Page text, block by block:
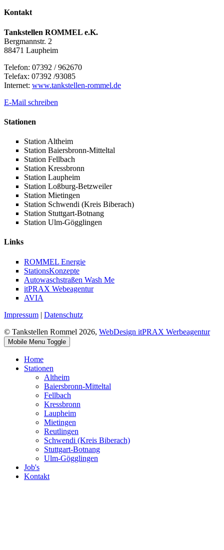
Kontakt
Tankstellen ROMMEL e.K.
Bergmannstr. 2
88471 Laupheim
Telefon: 07392 / 962670
Telefax: 07392 /93085
Internet: www.tankstellen-rommel.de
E-Mail schreiben
Stationen
Station Altheim
Station Baiersbronn-Mitteltal
Station Fellbach
Station Kressbronn
Station Laupheim
Station Loßburg-Betzweiler
Station Mietingen
Station Schwendi (Kreis Biberach)
Station Stuttgart-Botnang
Station Ulm-Gögglingen
Links
ROMMEL Energie
StationsKonzepte
Autowaschstraßen Wash Me
itPRAX Webeagentur
AVIA
Impressum | Datenschutz
© Tankstellen Rommel 2026, WebDesign itPRAX Werbeagentur
Mobile Menu Toggle
Home
Stationen
Altheim
Baiersbronn-Mitteltal
Fellbach
Kressbronn
Laupheim
Mietingen
Reutlingen
Schwendi (Kreis Biberach)
Stuttgart-Botnang
Ulm-Gögglingen
Job's
Kontakt